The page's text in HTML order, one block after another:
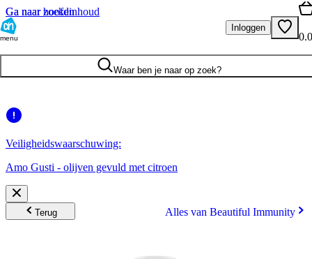
Ga naar hoofdinhoud
Ga naar zoeken
menu
Inloggen
Waar ben je naar op zoek?
Veiligheidswaarschuwing:
Amo Gusti - olijven gevuld met citroen
Terug Alles van Beautiful Immunity